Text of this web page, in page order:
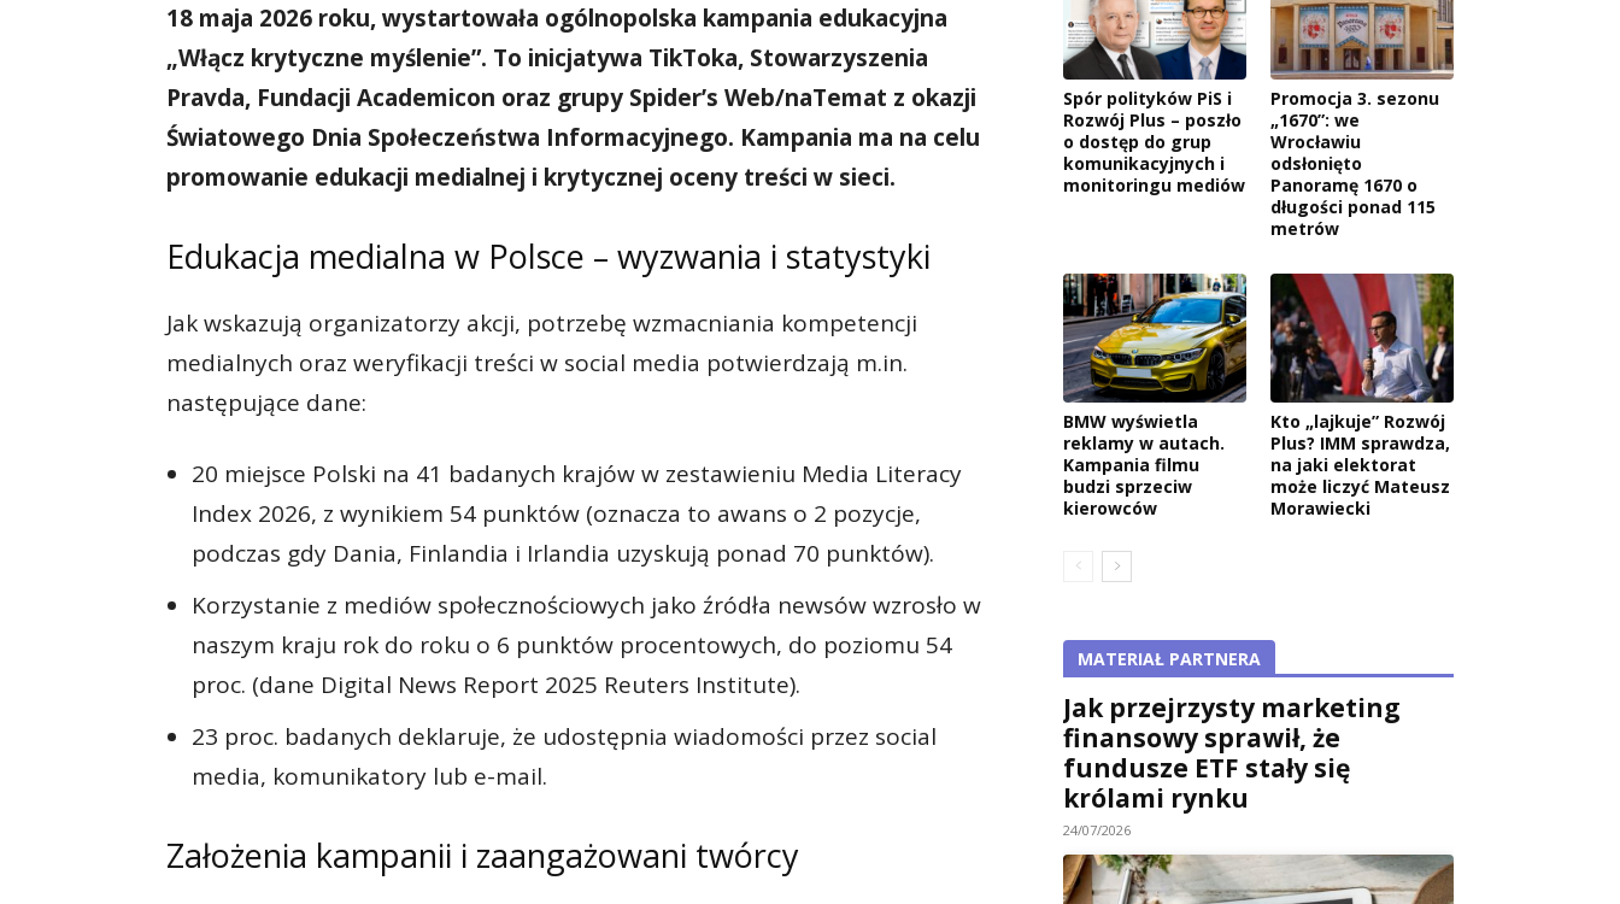
18 maja 2026 roku, wystartowała ogólnopolska kampania edukacyjna
„Włącz krytyczne myślenie”. To inicjatywa TikToka, Stowarzyszenia
Pravda, Fundacji Academicon oraz grupy Spider’s Web/naTemat z okazji
Światowego Dnia Społeczeństwa Informacyjnego. Kampania ma na celu
promowanie edukacji medialnej i krytycznej oceny treści w sieci.
Edukacja medialna w Polsce – wyzwania i statystyki
Jak wskazują organizatorzy akcji, potrzebę wzmacniania kompetencji
medialnych oraz weryfikacji treści w social media potwierdzają m.in.
następujące dane:
20 miejsce Polski na 41 badanych krajów w zestawieniu Media Literacy
Index 2026, z wynikiem 54 punktów (oznacza to awans o 2 pozycje,
podczas gdy Dania, Finlandia i Irlandia uzyskują ponad 70 punktów).
Korzystanie z mediów społecznościowych jako źródła newsów wzrosło w
naszym kraju rok do roku o 6 punktów procentowych, do poziomu 54
proc. (dane Digital News Report 2025 Reuters Institute).
23 proc. badanych deklaruje, że udostępnia wiadomości przez social
media, komunikatory lub e-mail.
Założenia kampanii i zaangażowani twórcy
Spór polityków PiS i
Rozwój Plus – poszło
o dostęp do grup
komunikacyjnych i
monitoringu mediów
Promocja 3. sezonu
„1670”: we
Wrocławiu
odsłonięto
Panoramę 1670 o
długości ponad 115
metrów
BMW wyświetla
reklamy w autach.
Kampania filmu
budzi sprzeciw
kierowców
Kto „lajkuje” Rozwój
Plus? IMM sprawdza,
na jaki elektorat
może liczyć Mateusz
Morawiecki
MATERIAŁ PARTNERA
Jak przejrzysty marketing
finansowy sprawił, że
fundusze ETF stały się
królami rynku
24/07/2026